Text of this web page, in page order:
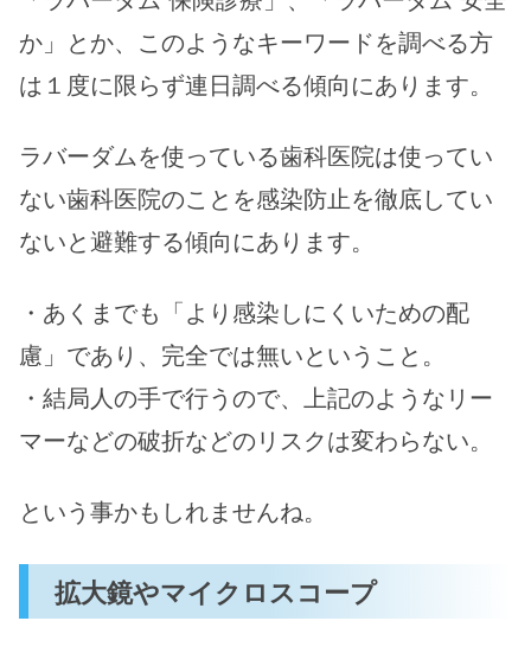
か」とか、このようなキーワードを調べる方
は１度に限らず連日調べる傾向にあります。
ラバーダムを使っている歯科医院は使ってい
ない歯科医院のことを感染防止を徹底してい
ないと避難する傾向にあります。
・あくまでも「より感染しにくいための配
慮」であり、完全では無いということ。
・結局人の手で行うので、上記のようなリー
マーなどの破折などのリスクは変わらない。
という事かもしれませんね。
拡大鏡やマイクロスコープ